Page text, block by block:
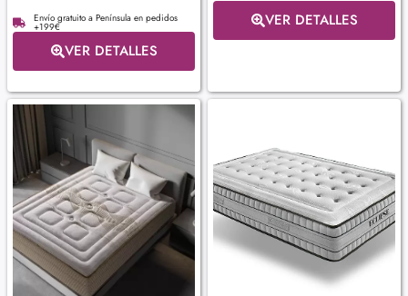
Envío gratuito a Península en pedidos
+199€
VER DETALLES
VER DETALLES